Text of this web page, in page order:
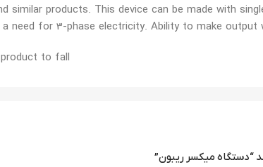
products. This device can be made with
need for 3-phase electricity. Ability to make
to fall
“دستگاه میکسر ریبون”